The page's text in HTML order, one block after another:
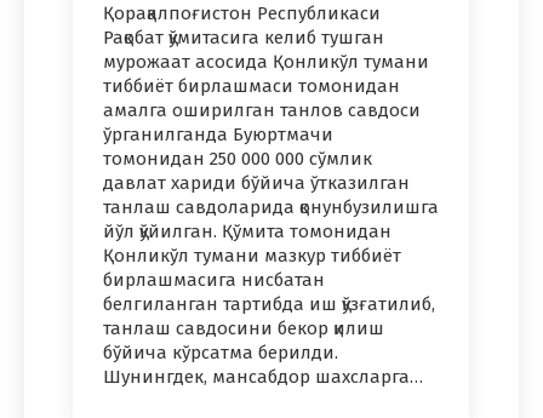
Қорақалпоғистон Республикаси
Рақобат қўмитасига келиб тушган
мурожаат асосида Қонликўл тумани
тиббиёт бирлашмаси томонидан
амалга оширилган танлов савдоси
ўрганилганда Буюртмачи
томонидан 250 000 000 сўмлик
давлат хариди бўйича ўтказилган
танлаш савдоларида қонунбузилишга
йўл қўйилган. Қўмита томонидан
Қонликўл тумани мазкур тиббиёт
бирлашмасига нисбатан
белгиланган тартибда иш қўзғатилиб,
танлаш савдосини бекор қилиш
бўйича кўрсатма берилди.
Шунингдек, мансабдор шахсларга…